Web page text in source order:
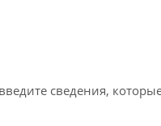
сведения,